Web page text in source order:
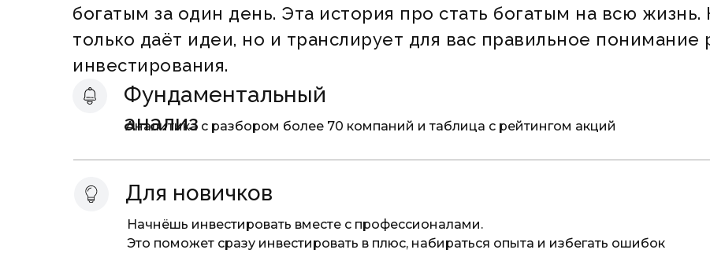
Аналитика с разбором более 70 компаний и таблица с рейтингом акций
Фундаментальный
анализ
богатым за один день. Эта история про стать богатым на всю
только даёт идеи, но и транслирует для вас правильное
инвестирования.
Начнёшь инвестировать вместе с профессионалами.
Это поможет сразу инвестировать в плюс, набираться опыта и избегать ошибок
Для новичков